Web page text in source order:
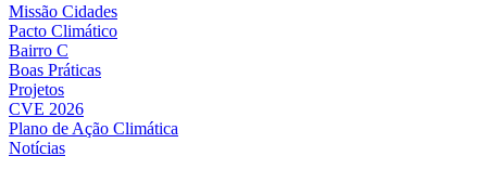
Missão Cidades
Pacto Climático
Bairro C
Boas Práticas
Projetos
CVE 2026
Plano de Ação Climática
Notícias